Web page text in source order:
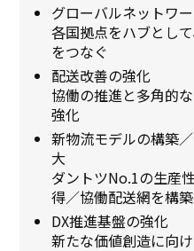
グローバルネットワ
各国拠点をハブとし
をつなぐ
配送改善の強化
協働の推進と多角的
強化
新物流モデルの構築
大
ダントツNo.1の生産
得／協働配送網を構築
DX推進基盤の強化
新たな価値創造に向